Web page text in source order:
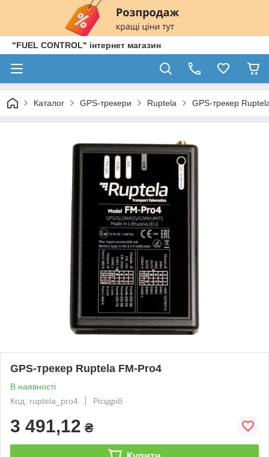
"FUEL CONTROL" інтернет магазин
Каталог GPS-трекери Ruptela GPS-трекер
GPS-трекер Ruptela FM-Pro4
В наявності
Код: ruptela_pro4
Роздріб
3 491,12 ₴